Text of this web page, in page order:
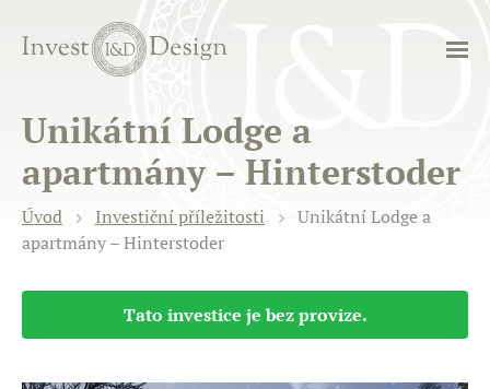
Unikátní Lodge a
apartmány – Hinterstoder
Úvod Investiční příležitosti
Unikátní Lodge a
apartmány – Hinterstoder
Tato investice je bez provize.